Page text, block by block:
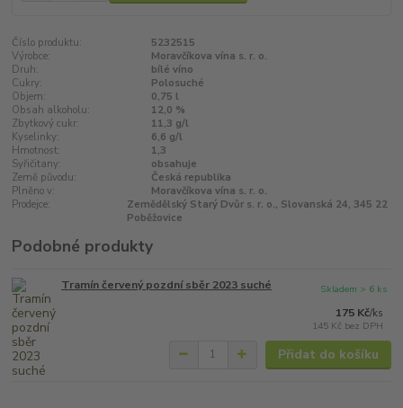
Číslo produktu:
5232515
Výrobce:
Moravčíkova vína s. r. o.
Druh:
bílé víno
Cukry:
Polosuché
Objem:
0,75 l
Obsah alkoholu:
12,0 %
Zbytkový cukr:
11,3 g/l
Kyselinky:
6,6 g/l
Hmotnost:
1,3
Syřičitany:
obsahuje
Země původu:
Česká republika
Plněno v:
Moravčíkova vína s. r. o.
Prodejce:
Zemědělský Starý Dvůr s. r. o., Slovanská 24, 345 22
Poběžovice
Podobné produkty
Tramín červený pozdní sběr 2023 suché
175 Kč/ks
145 Kč bez DPH
Skladem > 6 ks
Přidat do košíku